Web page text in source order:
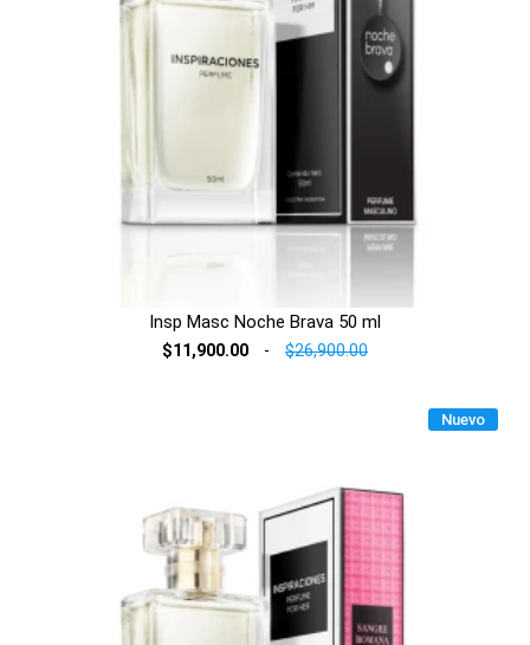
Insp Masc Noche Brava 50 ml
$11,900.00 - $26,900.00
Nuevo